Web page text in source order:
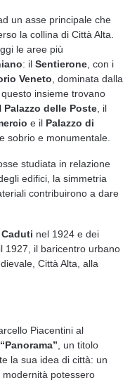
un asse principale che
la collina di Città Alta.
le aree più
: il Sentierone , con i
Veneto , dominata dalla
questo insieme trovano
Palazzo delle Poste , il
e il Palazzo di
sobrio e monumentale.
studiata in relazione
edifici, la simmetria
contribuirono a dare
nel 1924 e dei
1927, il baricentro urbano
Città Alta, alla
Piacentini al
“Panorama” , un titolo
la sua idea di città: un
modernità potessero